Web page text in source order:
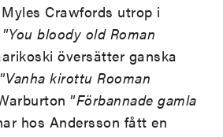
Crawfords utrop i
You bloody old Roman
översätter ganska
Vanha kirottu Rooman
”Förbannade gamla
hos Andersson fått en